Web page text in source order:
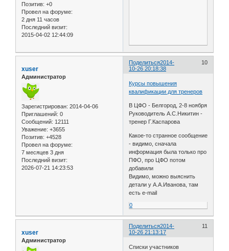
Позитив: +0
Провел на форуме:
2 дня 11 часов
Последний визит:
2015-04-02 12:44:09
Поделиться 10
2014-
10-26 20:18:38
xuser
Администратор
Зарегистрирован: 2014-04-06
Приглашений: 0
Сообщений: 12111
Уважение: +3655
Позитив: +4528
Провел на форуме:
7 месяцев 3 дня
Последний визит:
2026-07-21 14:23:53
Курсы повышения
квалификации для тренеров
В ЦФО - Белгород, 2-8 ноября
Руководитель А.С.Никитин -
тренер Г.Каспарова
Какое-то странное сообщение
- видимо, сначала
информация была только про
ПФО, про ЦФО потом
добавили
Видимо, можно выяснить
детали у А.А.Иванова, там
есть e-mail
0
Поделиться 11
2014-
10-26 21:13:17
xuser
Администратор
Списки участников